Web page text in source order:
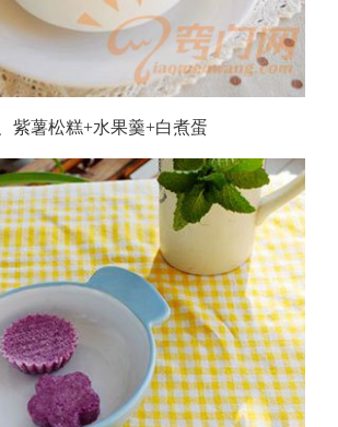
紫薯松糕+水果羹+白煮蛋